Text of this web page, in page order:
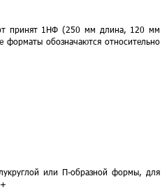
принят 1НФ (250 мм длина, 120 мм
обозначаются относительно
или П-образной формы, для
+